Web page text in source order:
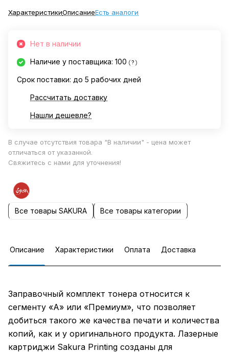
ХарактеристикиОписаниеЕсть аналоги
Нет в наличии
Наличие у поставщика: 100 ?
Срок поставки: до 5 рабочих дней
Рассчитать доставку
Нашли дешевле?
В случае отсутствия товара "В наличии" - цена может
отличаться от указанной.
Свяжитесь с нами для уточнения!
Все товары SAKURA Все товары категории
Описание Характеристики Оплата Доставка
Заправочный комплект тонера относится к
сегменту «А» или «Премиум», что позволяет
добиться такого же качества печати и количества
копий, как и у оригинального продукта. Лазерные
картриджи Sakura Printing созданы для